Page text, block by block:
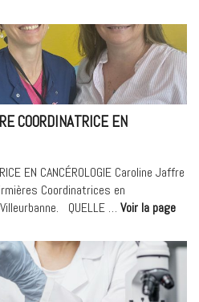
Trio
de
en
» »
COORDINATRICE EN
EN CANCÉROLOGIE Caroline Jaffre
Coordinatrices en
QUELLE … Voir la page«
: